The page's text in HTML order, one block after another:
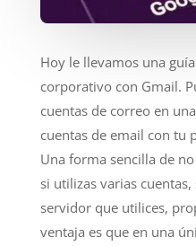
Hoy le llevamos una
corporativo con Gmail.
cuentas de correo en
cuentas de email con tu
Una forma sencilla de
si utilizas varias
servidor que utilices,
ventaja es que en una